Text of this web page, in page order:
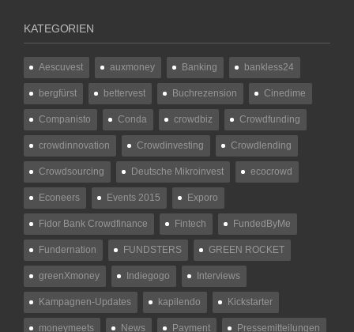
KATEGORIEN
Aescuvest auxmoney Banking bankless24
bergfürst bettervest Buchrezension Cinedime
Companisto Conda crowdbiz Crowdfunding
crowdinnovation Crowdinvesting Crowdlending
Crowdsourcing Deutsche Mikroinvest ecocrowd
Econeers Events 2015 Exporo
Fidor Bank Crowdfinance Fintech FundedByMe
Fundernation FUNDSTERS GREEN ROCKET
greenXmoney Indiegogo Interviews
Kampagnen-Updates kapilendo Kickstarter
moneymeets News Payment Pressemitteilungen